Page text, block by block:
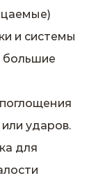
и системы
большие
ударов.
для